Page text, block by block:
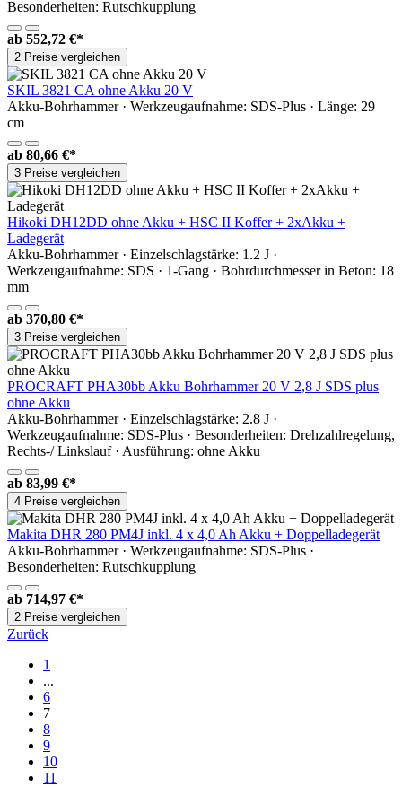
Besonderheiten: Rutschkupplung
ab 552,72 €*
2 Preise vergleichen
SKIL 3821 CA ohne Akku 20 V
Akku-Bohrhammer · Werkzeugaufnahme: SDS-Plus · Länge: 29
cm
ab 80,66 €*
3 Preise vergleichen
Hikoki DH12DD ohne Akku + HSC II Koffer + 2xAkku +
Ladegerät
Akku-Bohrhammer · Einzelschlagstärke: 1.2 J ·
Werkzeugaufnahme: SDS · 1-Gang · Bohrdurchmesser in Beton: 18
mm
ab 370,80 €*
3 Preise vergleichen
PROCRAFT PHA30bb Akku Bohrhammer 20 V 2,8 J SDS plus
ohne Akku
Akku-Bohrhammer · Einzelschlagstärke: 2.8 J ·
Werkzeugaufnahme: SDS-Plus · Besonderheiten: Drehzahlregelung,
Rechts-/ Linkslauf · Ausführung: ohne Akku
ab 83,99 €*
4 Preise vergleichen
Makita DHR 280 PM4J inkl. 4 x 4,0 Ah Akku + Doppelladegerät
Akku-Bohrhammer · Werkzeugaufnahme: SDS-Plus ·
Besonderheiten: Rutschkupplung
ab 714,97 €*
2 Preise vergleichen
Zurück
1
...
6
7
8
9
10
11